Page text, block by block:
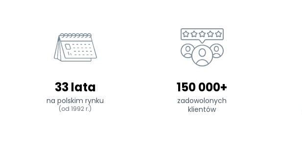
33 lata
na polskim rynku
(od 1992 r.)
150 000+
zadowolonych
klientów